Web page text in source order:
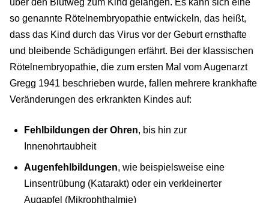
so genannte Rötelnembryopathie entwickeln, das heißt,
dass das Kind durch das Virus vor der Geburt ernsthafte
und bleibende Schädigungen erfährt. Bei der klassischen
Rötelnembryopathie, die zum ersten Mal vom Augenarzt
Gregg 1941 beschrieben wurde, fallen mehrere krankhafte
Veränderungen des erkrankten Kindes auf:
Fehlbildungen der Ohren, bis hin zur
Innenohrtaubheit
Augenfehlbildungen, wie beispielsweise eine
Linsentrübung (Katarakt) oder ein verkleinerter
Augapfel (Mikrophthalmie)